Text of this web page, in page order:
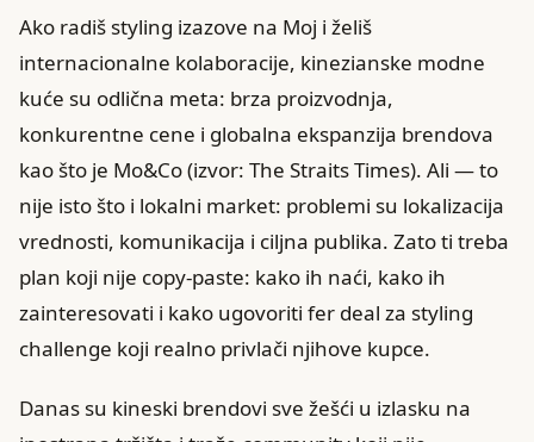
Ako radiš styling izazove na Moj i želiš
internacionalne kolaboracije, kinezianske modne
kuće su odlična meta: brza proizvodnja,
konkurentne cene i globalna ekspanzija brendova
kao što je Mo&Co (izvor: The Straits Times). Ali — to
nije isto što i lokalni market: problemi su lokalizacija
vrednosti, komunikacija i ciljna publika. Zato ti treba
plan koji nije copy-paste: kako ih naći, kako ih
zainteresovati i kako ugovoriti fer deal za styling
challenge koji realno privlači njihove kupce.
Danas su kineski brendovi sve žešći u izlasku na